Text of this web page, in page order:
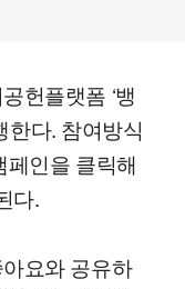
헌플랫폼 ‘뱅
한다. 참여방식
페인을 클릭해
다.
요와 공유하